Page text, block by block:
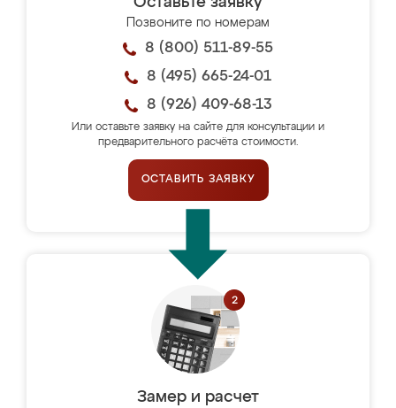
Позвоните по номерам
8 (800) 511-89-55
8 (495) 665-24-01
8 (926) 409-68-13
Или оставьте заявку на сайте для консультации и
предварительного расчёта стоимости.
ОСТАВИТЬ ЗАЯВКУ
Замер и расчет